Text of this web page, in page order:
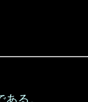
る。